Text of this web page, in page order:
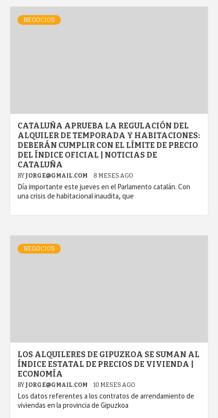
NEGOCIOS
CATALUÑA APRUEBA LA REGULACIÓN DEL
ALQUILER DE TEMPORADA Y HABITACIONES:
DEBERÁN CUMPLIR CON EL LÍMITE DE PRECIO
DEL ÍNDICE OFICIAL | NOTICIAS DE
CATALUÑA
BY JORGE@GMAIL.COM 8 MESES AGO
Día importante este jueves en el Parlamento catalán. Con
una crisis de habitacional inaudita, que
NEGOCIOS
LOS ALQUILERES DE GIPUZKOA SE SUMAN AL
ÍNDICE ESTATAL DE PRECIOS DE VIVIENDA |
ECONOMÍA
BY JORGE@GMAIL.COM 10 MESES AGO
Los datos referentes a los contratos de arrendamiento de
viviendas en la provincia de Gipuzkoa